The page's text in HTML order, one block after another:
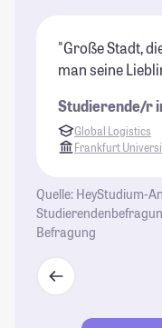
"Große Stadt,
man seine
Studierende/r
Global Logistics
Frankfurt
Quelle: HeyStudium-
Befragung